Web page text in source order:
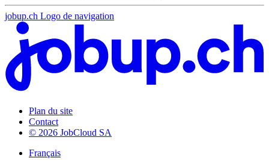
jobup.ch Logo de navigation
Plan du site
Contact
© 2026 JobCloud SA
Français